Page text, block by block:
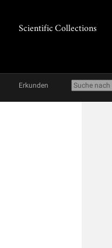
Scientific Collections
Erkunden